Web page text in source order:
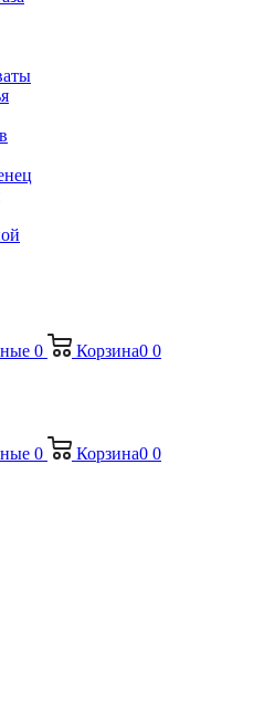
0 Корзина0 0
0 Корзина0 0